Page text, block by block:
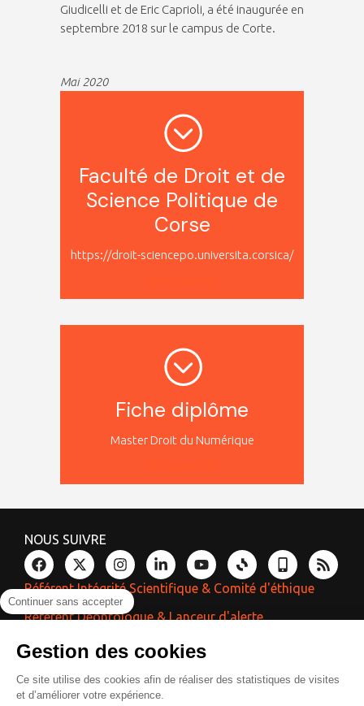
Continuer sans accepter
Gestion des cookies
Ce site utilise des cookies afin de réaliser des statistiques de visites
et d’améliorer votre expérience.
Giudicelli et de Eric Caprioli, a été inaugurée en
septembre 2018 sur le campus de Corte.
Mai 2020
Faculté de Droit et de
Science Politique de
Corse
https://droit-sciencepo.universita.corsica/
Fiche diplôme
Master Droit du Numérique
NOUS SUIVRE
Référent Intégrité Scientifique & Comité d'éthique
Référent Déontologue & Lanceur d'alerte
Référent Laïcité & Égalité